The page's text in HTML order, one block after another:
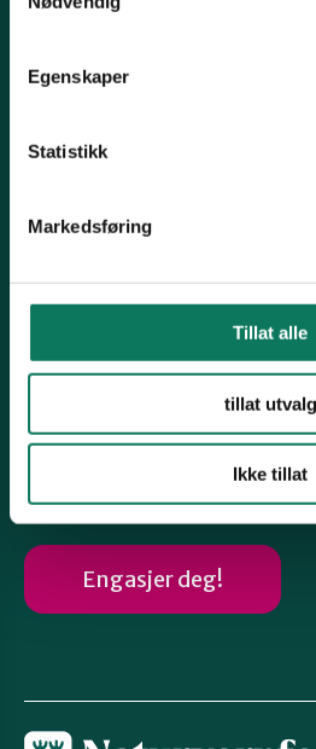
Egenskaper
Statistikk
Markedsføring
Tillat alle
tillat utvalg
Ikke tillat
Epost:
Kontonummer 12546262829
Naturmangfold
Engasjer deg!